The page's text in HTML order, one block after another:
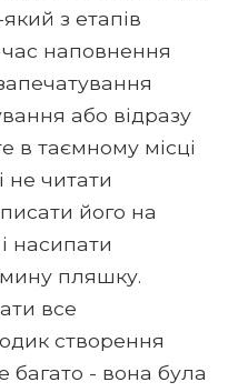
з етапів
наповнення
або відразу
в таємному місці
не читати
його на
насипати
пляшку.
все
створення
- вона була